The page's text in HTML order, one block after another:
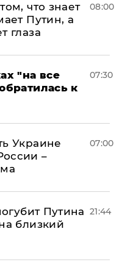
что знает
Путин, а
глаза
08:00
"на все
к
07:30
Украине
–
07:00
Путина
близкий
21:44